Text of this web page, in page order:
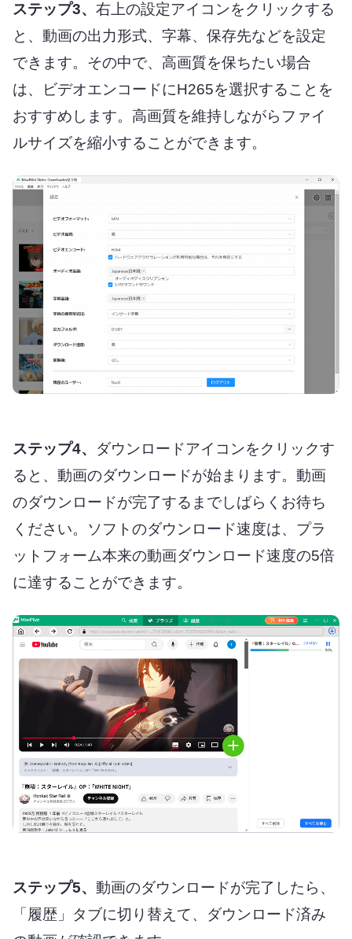
ステップ3、 右上の設定アイコンをクリックする
と、動画の出力形式、字幕、保存先などを設定
できます。その中で、高画質を保ちたい場合
は、ビデオエンコードにH265を選択することを
おすすめします。高画質を維持しながらファイ
ルサイズを縮小することができます。
ステップ4、
ダウンロードアイコンをクリックす
ると、動画のダウンロードが始まります。動画
のダウンロードが完了するまでしばらくお待ち
ください。ソフトのダウンロード速度は、プラ
ットフォーム本来の動画ダウンロード速度の5倍
に達することができます。
ステップ5、 動画のダウンロードが完了したら、
「履歴」タブに切り替えて、ダウンロード済み